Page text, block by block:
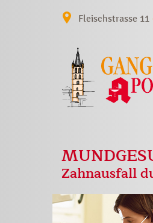
Fleischstrasse 11
Zahnausfall